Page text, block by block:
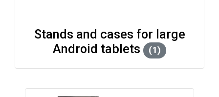
Stands and cases for large
Android tablets
(1)